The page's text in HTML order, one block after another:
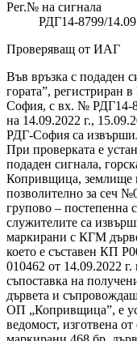
Рег.№ на сигнала
РДГ14-8799/
Проверяващ от ИАГ
Във връзка с подаден
гората”, регистриран
София, с вх. № РДГ14-
на 14.09.2022 г.,
РДГ-София са
При проверката е
подаден сигнала,
Копривщица, землище
позволително за сеч
групово – постепенна
служителите са
маркирани с КГМ
което е съставен КП
010462 от 14.09.2022
съпоставка на
дървета и
ОП „Копривщица”, е
ведомост, изготвена